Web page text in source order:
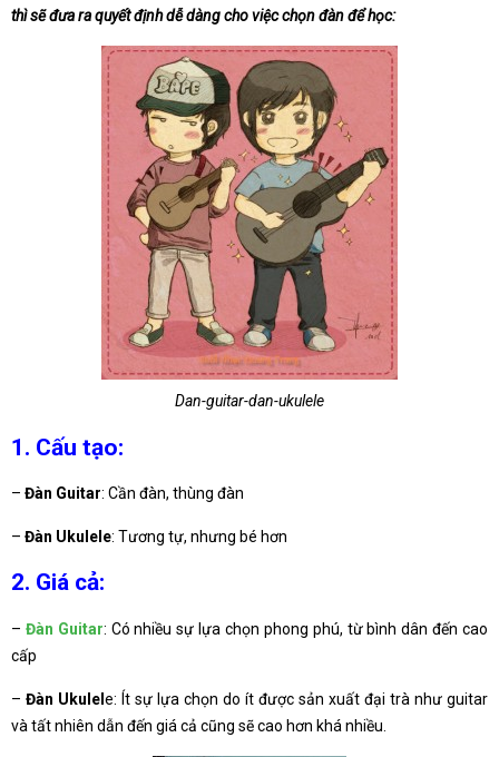
thì sẽ đưa ra quyết định dễ dàng cho việc chọn đàn để học:
Dan-guitar-dan-ukulele
1. Cấu tạo:
– Đàn Guitar: Cần đàn, thùng đàn
– Đàn Ukulele: Tương tự, nhưng bé hơn
2. Giá cả:
– Đàn Guitar: Có nhiều sự lựa chọn phong phú, từ bình dân đến cao
cấp
– Đàn Ukulel e: Ít sự lựa chọn do ít được sản xuất đại trà như guitar
và tất nhiên dẫn đến giá cả cũng sẽ cao hơn khá nhiều.